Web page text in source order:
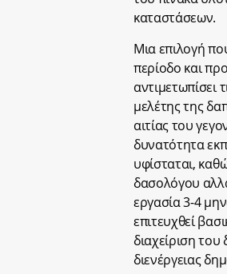
καταστάσεων.
Μια επιλογή
περίοδο και
αντιμετωπίσει
μελέτης της
αιτίας του
δυνατότητα
υφίσταται,
δασολόγου
εργασία 3-4
επιτευχθεί
διαχείριση
διενέργειας